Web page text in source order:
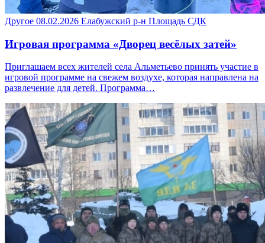
Другое 08.02.2026 Елабужский р-н Площадь СДК
Игровая программа «Дворец весёлых затей»
Приглашаем всех жителей села Альметьево принять участие в
игровой программе на свежем воздухе, которая направлена на
развлечение для детей. Программа…